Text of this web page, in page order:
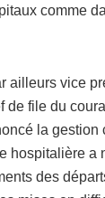
comme
ailleurs vice
de file du
la gestion
hospitalière a
des